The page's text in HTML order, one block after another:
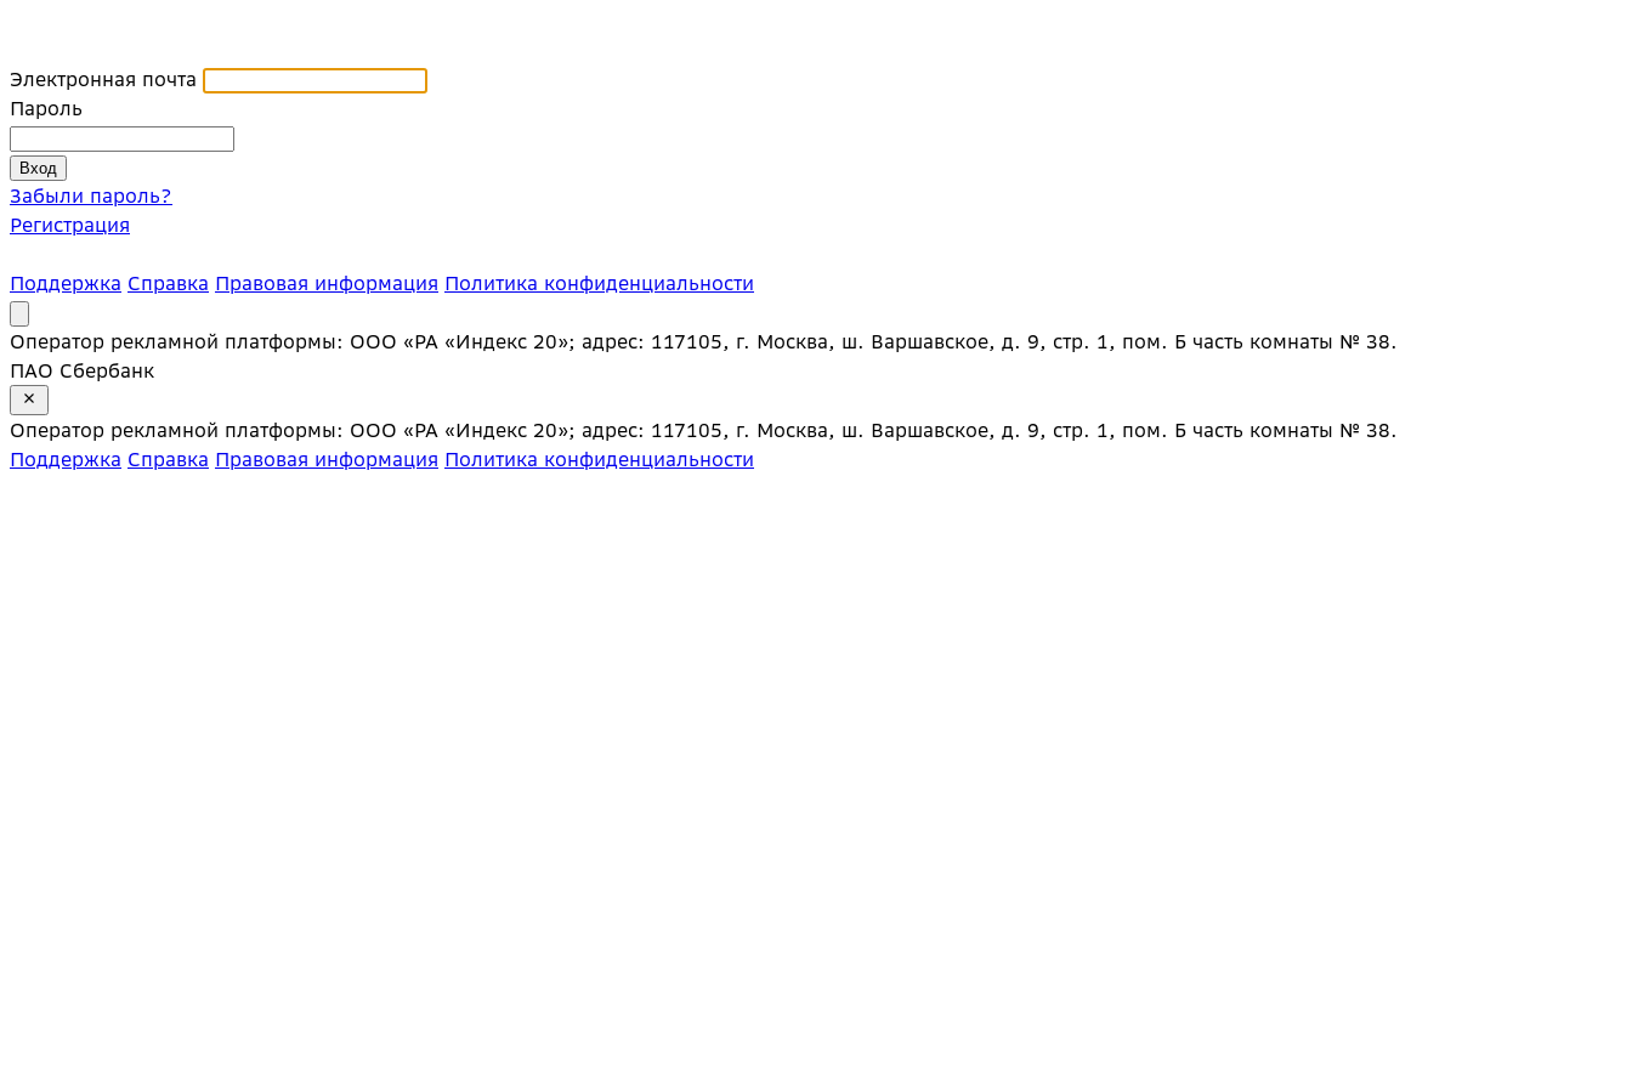
Электронная почта
Пароль
Забыли пароль?
Регистрация
Поддержка Справка Правовая информация Политика конфиденциальности
Оператор рекламной платформы: ООО «РА «Индекс 20»; адрес: 117105, г. Москва, ш. Варшавское, д. 9, стр. 1, пом. Б часть комнаты № 38.
ПАО Сбербанк
Оператор рекламной платформы: ООО «РА «Индекс 20»; адрес: 117105, г. Москва, ш. Варшавское, д. 9, стр. 1, пом. Б часть комнаты № 38.
Поддержка Справка Правовая информация Политика конфиденциальности